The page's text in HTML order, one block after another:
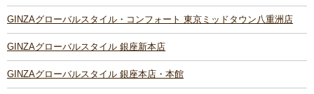
GINZAグローバルスタイル・コンフォート 東京ミッドタウン八重洲店
GINZAグローバルスタイル 銀座新本店
GINZAグローバルスタイル 銀座本店・本館